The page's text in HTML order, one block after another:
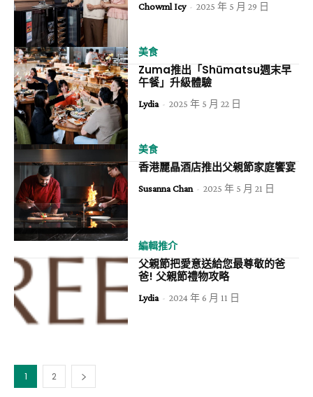
Chowml Icy - 2025 年 5 月 29 日
美食
Zuma推出「Shūmatsu週末早
午餐」升級體驗
Lydia - 2025 年 5 月 22 日
美食
香港麗晶酒店推出父親節家庭饗宴
Susanna Chan - 2025 年 5 月 21 日
編輯推介
父親節把愛意送給您最尊敬的爸
爸! 父親節禮物攻略
Lydia - 2024 年 6 月 11 日
1 2